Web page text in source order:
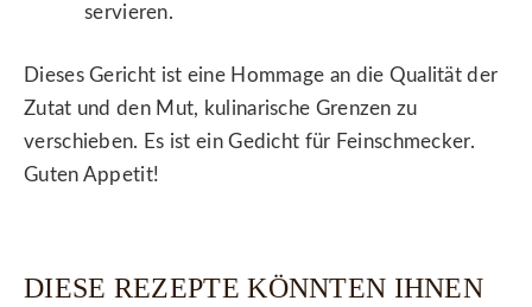
servieren.
Dieses Gericht ist eine Hommage an die Qualität der
Zutat und den Mut, kulinarische Grenzen zu
verschieben. Es ist ein Gedicht für Feinschmecker.
Guten Appetit!
DIESE REZEPTE KÖNNTEN IHNEN